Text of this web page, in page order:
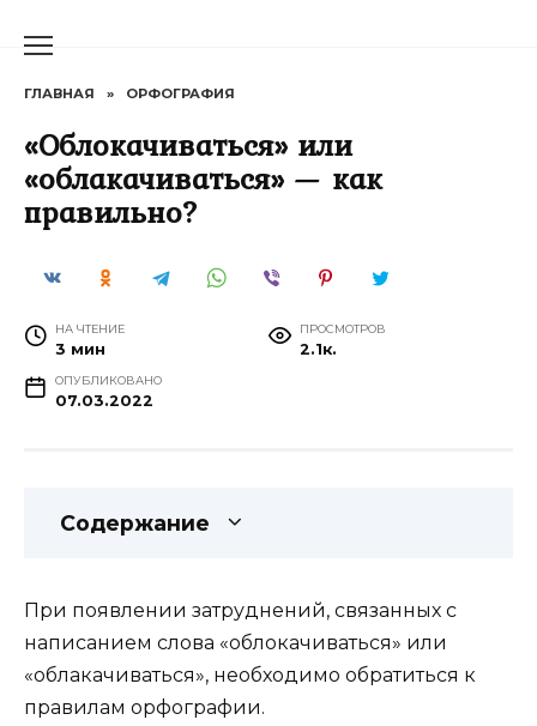
ГЛАВНАЯ » ОРФОГРАФИЯ
«Облокачиваться» или
«облакачиваться» — как
правильно?
НА ЧТЕНИЕ
3 мин
ПРОСМОТРОВ
2.1к.
ОПУБЛИКОВАНО
07.03.2022
Содержание
При появлении затруднений, связанных с
написанием слова «облокачиваться» или
«облакачиваться», необходимо обратиться к
правилам орфографии.